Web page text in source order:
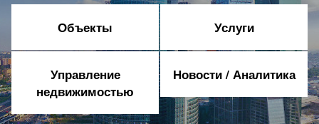
Объекты Услуги
Управление
недвижимостью
Новости / Аналитика